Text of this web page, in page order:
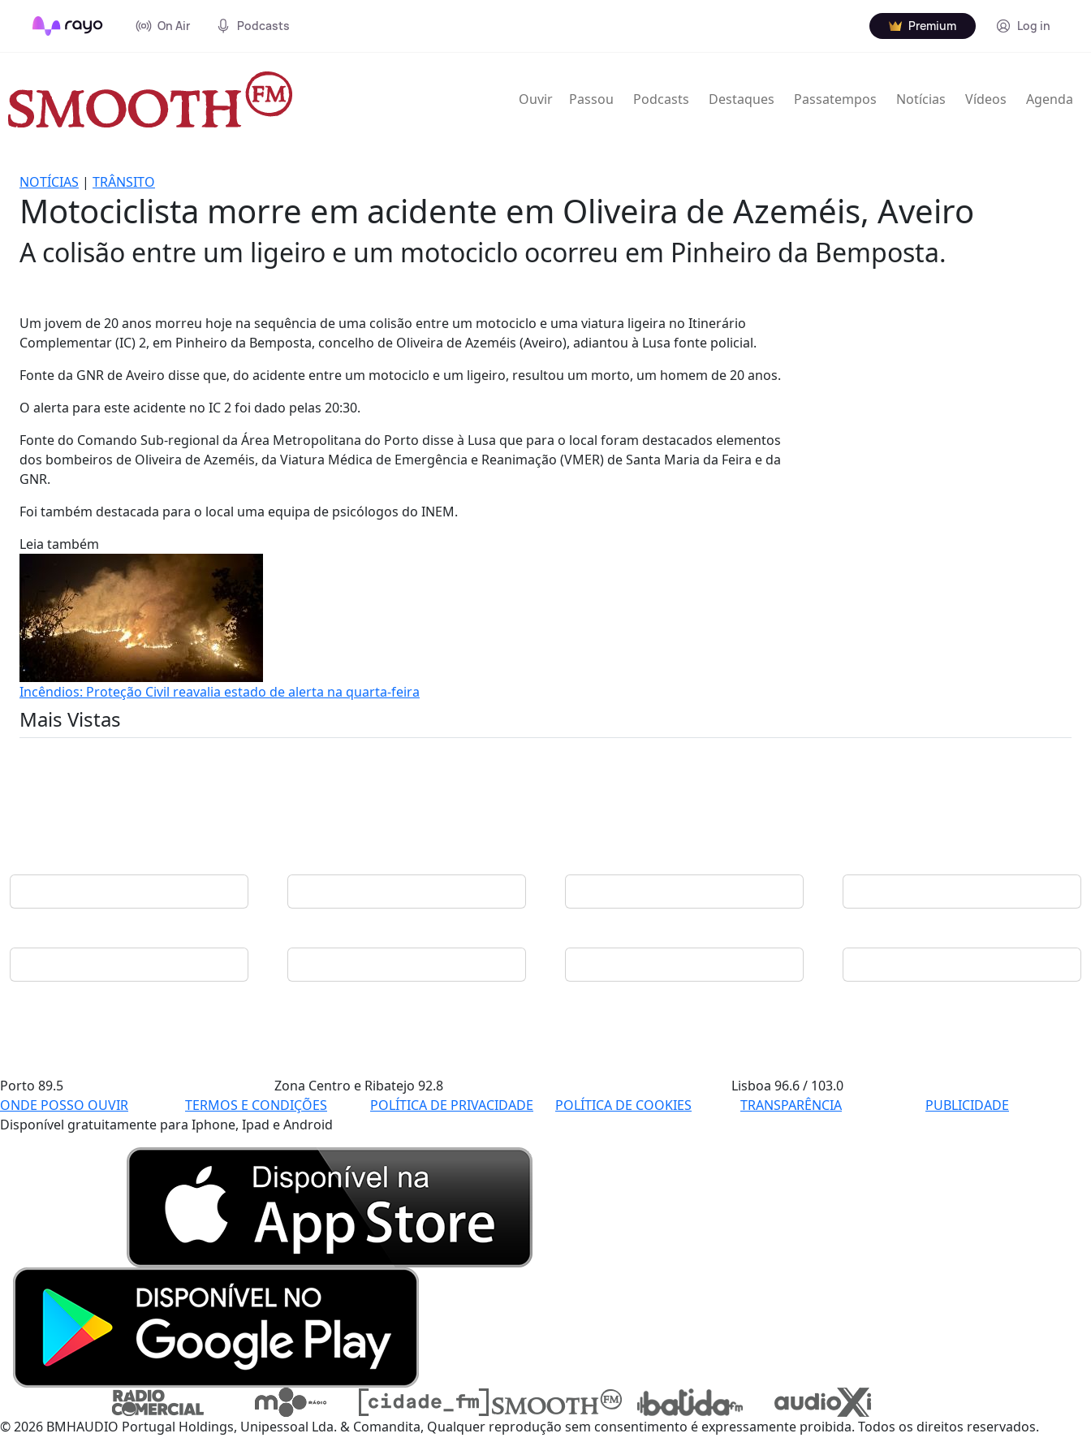
On Air Podcasts Premium Log in
Ouvir Passou Podcasts Destaques Passatempos Notícias Vídeos Agenda
NOTÍCIAS | TRÂNSITO
Motociclista morre em acidente em Oliveira de Azeméis, Aveiro
A colisão entre um ligeiro e um motociclo ocorreu em Pinheiro da Bemposta.
Um jovem de 20 anos morreu hoje na sequência de uma colisão entre um motociclo e uma viatura ligeira no Itinerário
Complementar (IC) 2, em Pinheiro da Bemposta, concelho de Oliveira de Azeméis (Aveiro), adiantou à Lusa fonte policial.
Fonte da GNR de Aveiro disse que, do acidente entre um motociclo e um ligeiro, resultou um morto, um homem de 20 anos.
O alerta para este acidente no IC 2 foi dado pelas 20:30.
Fonte do Comando Sub-regional da Área Metropolitana do Porto disse à Lusa que para o local foram destacados elementos
dos bombeiros de Oliveira de Azeméis, da Viatura Médica de Emergência e Reanimação (VMER) de Santa Maria da Feira e da
GNR.
Foi também destacada para o local uma equipa de psicólogos do INEM.
Leia também
Incêndios: Proteção Civil reavalia estado de alerta na quarta-feira
Mais Vistas
Porto 89.5 Zona Centro e Ribatejo 92.8 Lisboa96.6 / 103.0
ONDE POSSO OUVIR
TERMOS E CONDIÇÕES POLÍTICA DE PRIVACIDADE POLÍTICA DE COOKIES TRANSPARÊNCIA
PUBLICIDADE
Disponível gratuitamente para Iphone, Ipad e Android
© 2026 BMHAUDIO Portugal Holdings, Unipessoal Lda. & Comandita, Qualquer reprodução sem consentimento é expressamente proibida. Todos os direitos reservados.